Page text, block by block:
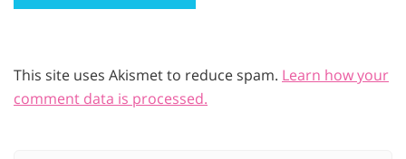
This site uses Akismet to reduce spam. Learn how your
comment data is processed.